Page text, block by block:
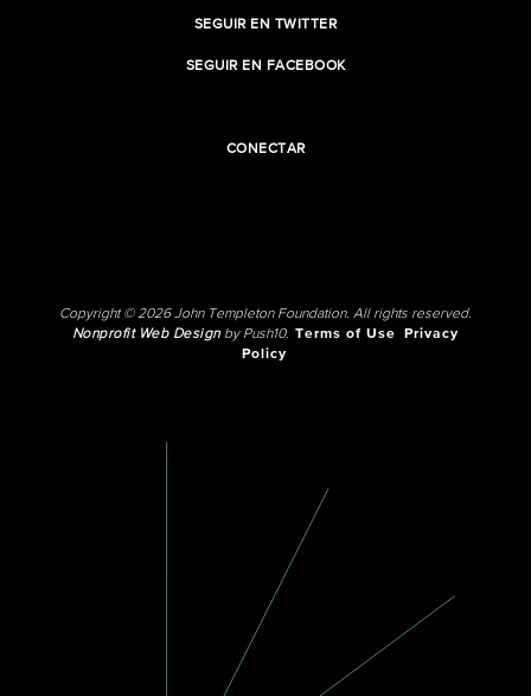
SEGUIR EN TWITTER
SEGUIR EN FACEBOOK
CONECTAR
Copyright © 2026 John Templeton Foundation. All rights reserved.
Nonprofit Web Designby Push10. Terms of Use
Privacy
Policy